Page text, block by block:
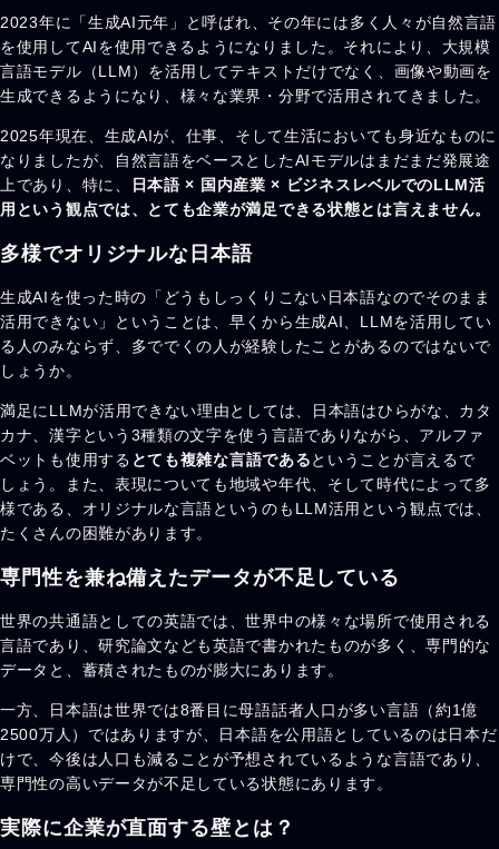
2023年に「生成AI元年」と呼ばれ、その年には多く人々が自然言語
を使用してAIを使用できるようになりました。それにより、大規模
言語モデル（LLM）を活用してテキストだけでなく、画像や動画を
生成できるようになり、様々な業界・分野で活用されてきました。
2025年現在、生成AIが、仕事、そして生活においても身近なものに
なりましたが、自然言語をベースとしたAIモデルはまだまだ発展途
上であり、特に、
日本語 × 国内産業 × ビジネスレベルでのLLM活
用という観点では、とても企業が満足できる状態とは言えません。
多様でオリジナルな日本語
生成AIを使った時の「どうもしっくりこない日本語なのでそのまま
活用できない」ということは、早くから生成AI、LLMを活用してい
る人のみならず、多ででくの人が経験したことがあるのではないで
しょうか。
満足にLLMが活用できない理由としては、日本語はひらがな、カタ
カナ、漢字という3種類の文字を使う言語でありながら、アルファ
ベットも使用する とても複雑な言語であるということが言えるで
しょう。また、表現についても地域や年代、そして時代によって多
様である、オリジナルな言語というのもLLM活用という観点では、
たくさんの困難があります。
専門性を兼ね備えたデータが不足している
世界の共通語としての英語では、世界中の様々な場所で使用される
言語であり、研究論文なども英語で書かれたものが多く、専門的な
データと、蓄積されたものが膨大にあります。
一方、日本語は世界では8番目に母語話者人口が多い言語（約1億
2500万人）ではありますが、日本語を公用語としているのは日本だ
けで、今後は人口も減ることが予想されているような言語であり、
専門性の高いデータが不足している状態にあります。
実際に企業が直面する壁とは？